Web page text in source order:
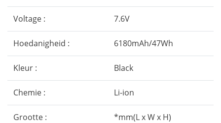
Voltage : 7.6V
Hoedanigheid : 6180mAh/47Wh
Kleur : Black
Chemie : Li-ion
Grootte : *mm(L x W x H)